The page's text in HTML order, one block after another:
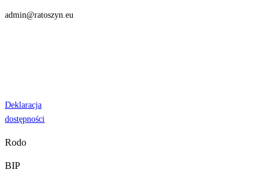
admin@ratoszyn.eu
Deklaracja
dostępności
Rodo
BIP